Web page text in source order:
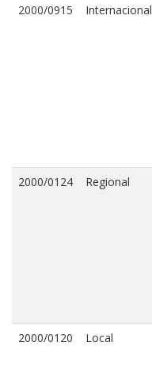
2000/0915 Internacional
2000/0124 Regional
2000/0120 Local